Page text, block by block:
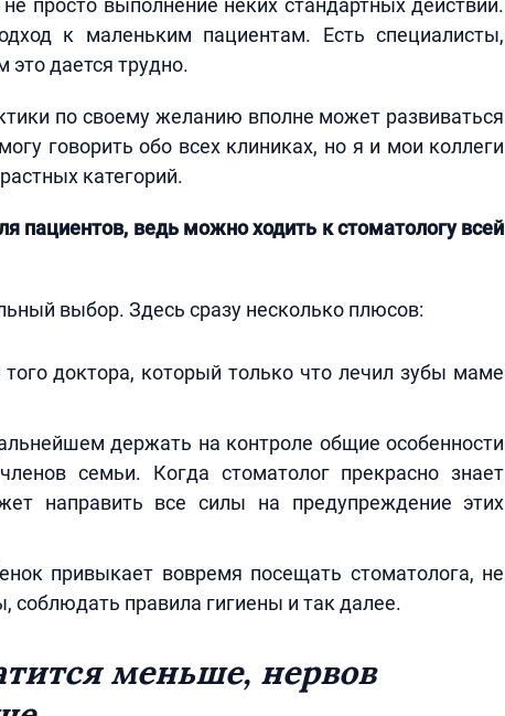
просто выполнение неких стандартных действий.
к маленьким пациентам. Есть специалисты,
это дается трудно.
по своему желанию вполне может развиваться
говорить обо всех клиниках, но я и мои коллеги
категорий.
пациентов, ведь можно ходить к стоматологу всей
выбор. Здесь сразу несколько плюсов:
того доктора, который только что лечил зубы маме
держать на контроле общие особенности
семьи. Когда стоматолог прекрасно знает
направить все силы на предупреждение этих
привыкает вовремя посещать стоматолога, не
соблюдать правила гигиены и так далее.
меньше, нервов